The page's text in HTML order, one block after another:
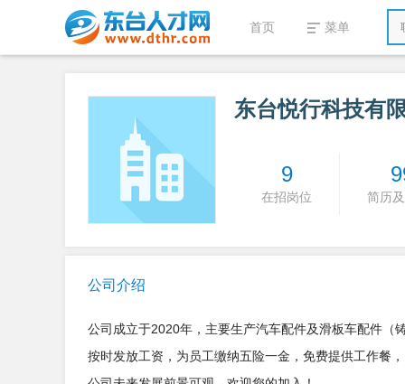
首页 菜单
东台悦行科技有
9
在招岗位 简历
公司介绍
公司成立于2020年，主要生产汽车配件及滑板车配件（
按时发放工资，为员工缴纳五险一金，免费提供工作餐